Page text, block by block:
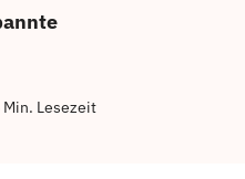
Min. Lesezeit